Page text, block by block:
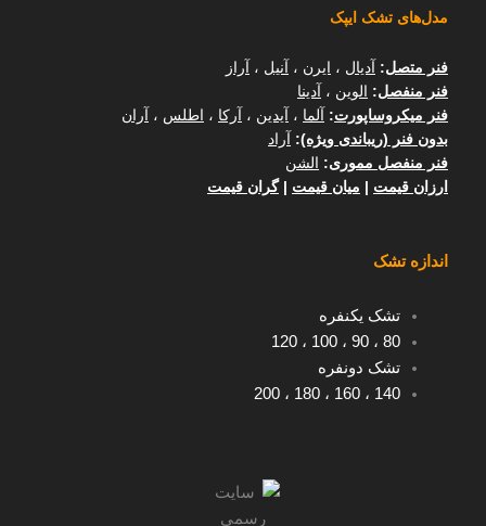
مدل‌های تشک ایپک
فنر متصل: آدیال ، ایرن ، آنیل ،
آراز
فنر منفصل: الوین ، آدینا
فنر میکروساپورت: آلما ، آیدین ، آرکا ، اطلس ،
آران
بدون فنر (ریباندی ویژه):
آراد
فنر منفصل مموری:
الشن
ارزان قیمت
میان قیمت |گران قیمت
اندازه تشک
تشک یکنفره
80، 90، 100 ، 120
تشک دونفره
140 ، 160 ، 180 ، 200